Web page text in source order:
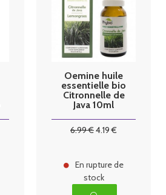
Oemine huile
essentielle bio
Citronnelle de
Java 10ml
6.99€4.19 €
En rupture de
stock